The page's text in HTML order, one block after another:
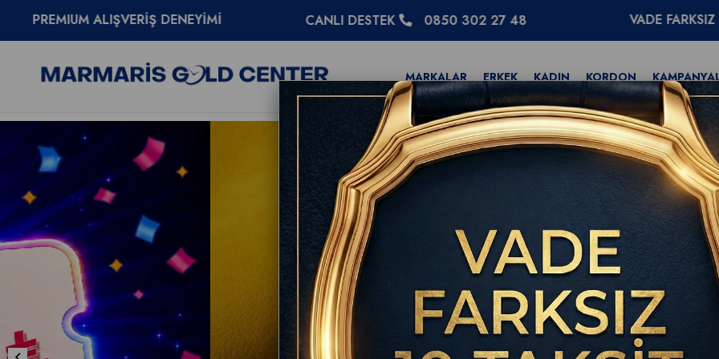
CANLI DESTEK 0850 302 27 48 VADE FARKSIZ 10 TAKSİT
MARKALAR ERKEK KADIN KORDON